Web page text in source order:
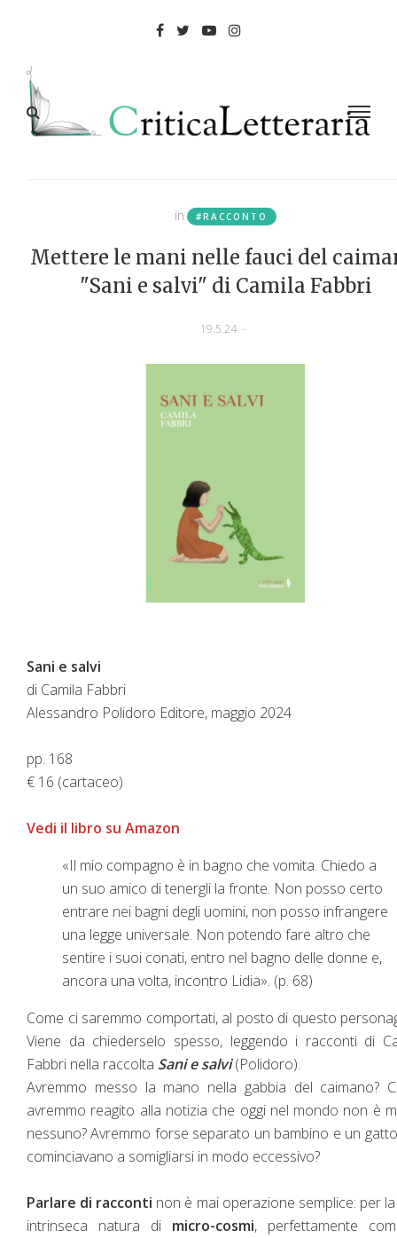
in #RACCONTO
Mettere le mani nelle fauci del
"Sani e salvi" di Camila Fabbri
19.5.24 -
Sani e salvi
di Camila Fabbri
Alessandro Polidoro Editore, maggio 2024
pp. 168
€ 16 (cartaceo)
Vedi il libro su Amazon
«Il mio compagno è in bagno che vomita. Chiedo a
un suo amico di tenergli la fronte. Non posso certo
entrare nei bagni degli uomini, non posso infrangere
una legge universale. Non potendo fare altro che
sentire i suoi conati, entro nel bagno delle donne e,
ancora una volta, incontro Lidia». (p. 68)
Come ci saremmo comportati, al posto di questo
Viene da chiederselo spesso, leggendo i racconti di
Fabbri nella raccolta Sani e salvi (Polidoro).
Avremmo messo la mano nella gabbia del caimano?
avremmo reagito alla notizia che oggi nel mondo non è
nessuno? Avremmo forse separato un bambino e un
cominciavano a somigliarsi in modo eccessivo?
Parlare di racconti non è mai operazione semplice: per
intrinseca natura di micro-cosmi, perfettamente